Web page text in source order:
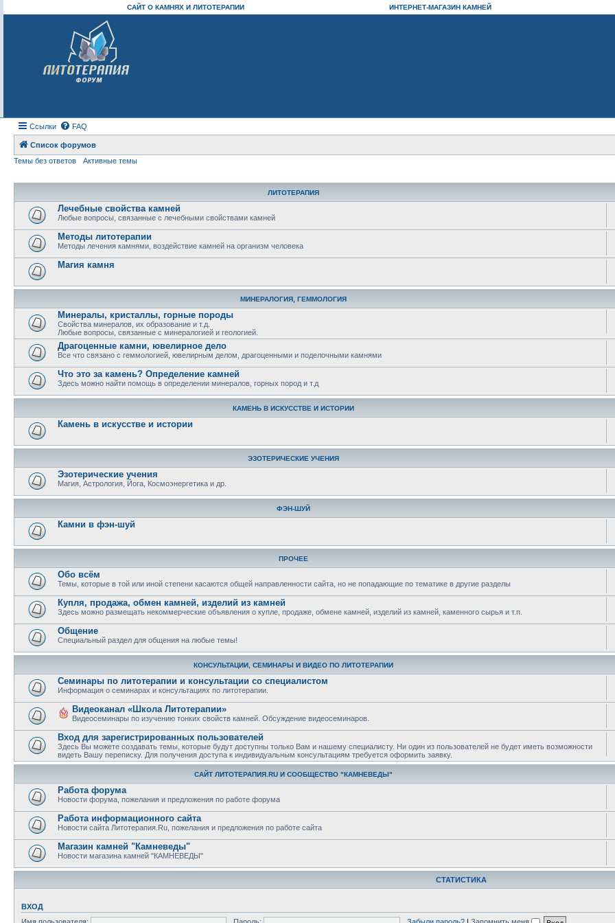
САЙТ О КАМНЯХ И ЛИТОТЕРАПИИ ИНТЕРНЕТ-МАГАЗИН КАМНЕЙ
Ссылки FAQ
Список форумов
Темы без ответов
Активные темы
ЛИТОТЕРАПИЯ
Лечебные свойства камней
Любые вопросы, связанные с лечебными свойствами камней
Методы литотерапии
Методы лечения камнями, воздействие камней на организм человека
Магия камня
МИНЕРАЛОГИЯ, ГЕММОЛОГИЯ
Минералы, кристаллы, горные породы
Свойства минералов, их образование и т.д.
Любые вопросы, связанные с минералогией и геологией.
Драгоценные камни, ювелирное дело
Все что связано с геммологией, ювелирным делом, драгоценными и поделочными камнями
Что это за камень? Определение камней
Здесь можно найти помощь в определении минералов, горных пород и т.д
КАМЕНЬ В ИСКУССТВЕ И ИСТОРИИ
Камень в искусстве и истории
ЭЗОТЕРИЧЕСКИЕ УЧЕНИЯ
Эзотерические учения
Магия, Астрология, Йога, Космоэнергетика и др.
ФЭН-ШУЙ
Камни в фэн-шуй
ПРОЧЕЕ
Обо всём
Темы, которые в той или иной степени касаются общей направленности сайта, но не попадающие по тематике в другие разделы
Купля, продажа, обмен камней, изделий из камней
Здесь можно размещать некоммерческие объявления о купле, продаже, обмене камней, изделий из камней, каменного сырья и т.п.
Общение
Специальный раздел для общения на любые темы!
КОНСУЛЬТАЦИИ, СЕМИНАРЫ И ВИДЕО ПО ЛИТОТЕРАПИИ
Семинары по литотерапии и консультации со специалистом
Информация о семинарах и консультациях по литотерапии.
Видеоканал «Школа Литотерапии»
Видеосеминары по изучению тонких свойств камней. Обсуждение видеосеминаров.
Вход для зарегистрированных пользователей
Здесь Вы можете создавать темы, которые будут доступны только Вам и нашему специалисту. Ни один из пользователей не будет иметь возможности
видеть Вашу переписку. Для получения доступа к индивидуальным консультациям требуется оформить заявку.
САЙТ ЛИТОТЕРАПИЯ.RU И СООБЩЕСТВО "КАМНЕВЕДЫ"
Работа форума
Новости форума, пожелания и предложения по работе форума
Работа информационного сайта
Новости сайта Литотерапия.Ru, пожелания и предложения по работе сайта
Магазин камней "Камневеды"
Новости магазина камней "КАМНЕВЕДЫ"
СТАТИСТИКА
ВХОД